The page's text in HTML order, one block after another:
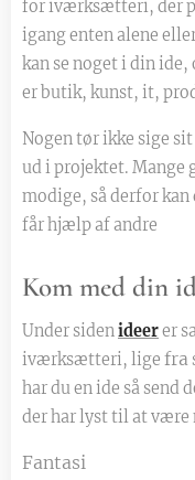
for iværksætteri, der
igang enten alene
kan se noget i din
er butik, kunst, it,
Nogen tør ikke sige
ud i projektet. Mange
modige, så derfor
får hjælp af andre
Kom med din
Under sidenideerer
iværksætteri, lige fra
har du en ide så send
der har lyst til at være
Fantasi